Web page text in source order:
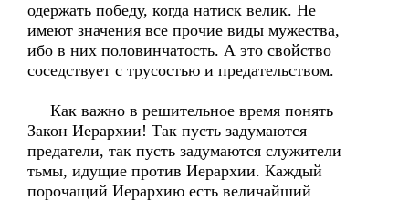
одержать победу, когда натиск велик. Не
имеют значения все прочие виды мужества,
ибо в них половинчатость. А это свойство
соседствует с трусостью и предательством.
Как важно в решительное время понять
Закон Иерархии! Так пусть задумаются
предатели, так пусть задумаются служители
тьмы, идущие против Иерархии. Каждый
порочащий Иерархию есть величайший